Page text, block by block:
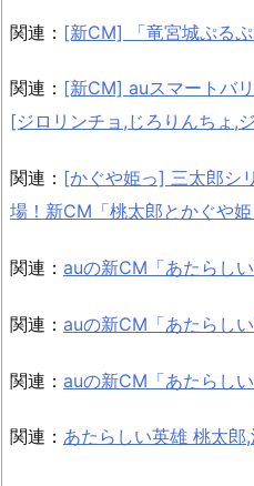
関連： [新CM] 「竜宮城ぷる
関連： [新CM] auスマートバ
[ジロリンチョ,じろりんちょ,
関連： [かぐや姫っ] 三太郎シ
場！新CM「桃太郎とかぐや
関連： auの新CM「あたらし
関連： auの新CM「あたらし
関連： auの新CM「あたらし
関連： あたらしい英雄 桃太